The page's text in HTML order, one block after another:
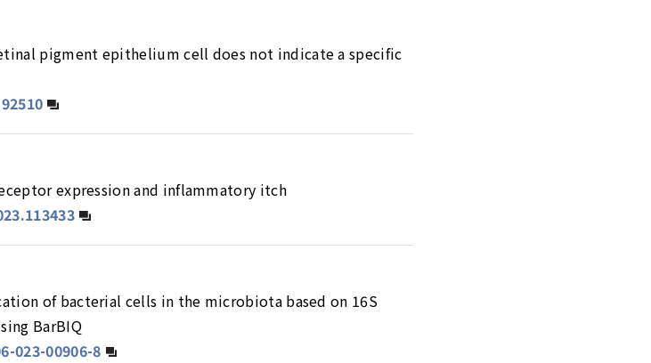
pigment epithelium cell does not indicate a specific
expression and inflammatory itch
of bacterial cells in the microbiota based on 16S
BarBIQ
023-00906-8